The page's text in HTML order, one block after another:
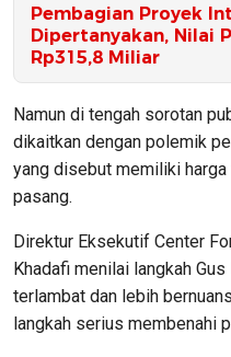
Pembagian Proyek
Dipertanyakan, Nilai
Rp315,8 Miliar
Namun di tengah sorotan
dikaitkan dengan polemik
yang disebut memiliki
pasang.
Direktur Eksekutif Center
Khadafi menilai langkah
terlambat dan lebih
langkah serius membenahi